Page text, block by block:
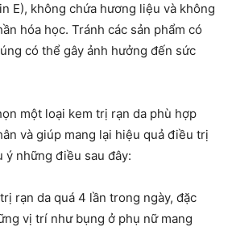
E), không chứa hương liệu và không
hóa học. Tránh các sản phẩm có
có thể gây ảnh hưởng đến sức
một loại kem trị rạn da phù hợp
và giúp mang lại hiệu quả điều trị
ý những điều sau đây:
rạn da quá 4 lần trong ngày, đặc
vị trí như bụng ở phụ nữ mang